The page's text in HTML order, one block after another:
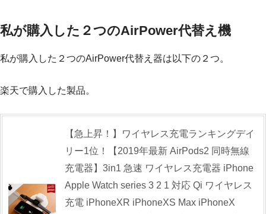
私が購入した２つのAirPower代替え機
私が購入した２つのAirPower代替え器は以下の２つ。
楽天で購入した製品。
【急上昇！】ワイヤレス充電ランキングデイ
リー1位！【2019年最新 AirPods2 同時無線
充電器】3in1 急速 ワイヤレス充電器 iPhone
Apple Watch series 3 2 1 対応 Qi ワイヤレス
充電 iPhoneXR iPhoneXS Max iPhoneX